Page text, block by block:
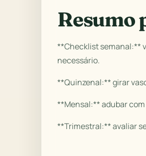
Resumo
**Checklist semanal:**
necessário.
**Quinzenal:** girar
**Mensal:** adubar
**Trimestral:** avaliar